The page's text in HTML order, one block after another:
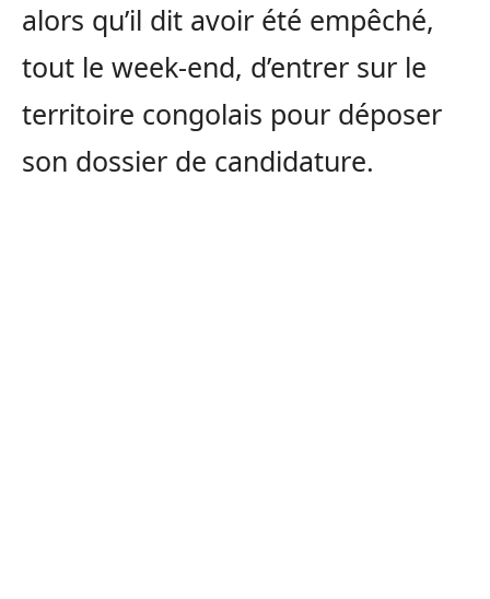
alors qu’il dit avoir été empêché,
tout le week-end, d’entrer sur le
territoire congolais pour déposer
son dossier de candidature.